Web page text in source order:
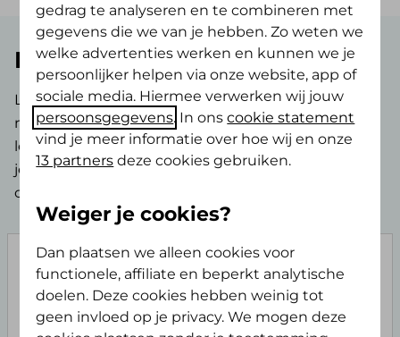
Het Flevo-landschap
Lekker actief of ontspannen genieten van de
natuur. De ideale basis voor een fit en gezond
leven. Samen met Het Flevo-landschap helpen wij
je hierbij met het Groen & Fit Collectief. Een
collectief speciaal voor natuurliefhebbers.
Collectief voordeel: 8% korting op
de aanvullende verzekeringen
van de Alles Verzorgd Polis
gedrag te analyseren en te combineren met
gegevens die we van je hebben. Zo weten we
welke advertenties werken en kunnen we je
persoonlijker helpen via onze website, app of
sociale media. Hiermee verwerken wij jouw
persoonsgegevens. In onscookie statement
vind je meer informatie over hoe wij en onze
13 partners deze cookies gebruiken.
Weiger je cookies?
Dan plaatsen we alleen cookies voor
functionele, affiliate en beperkt analytische
doelen. Deze cookies hebben weinig tot
geen invloed op je privacy. We mogen deze